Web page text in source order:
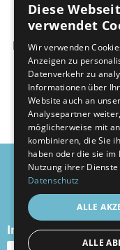
zur 0,-€
Mehr erfährst du
Instagram|
Diese
verwendet
Wir verwenden
Anzeigen zu
Datenverkehr zu
Informationen über
Website auch an
Analysepartner
möglicherweise mit
kombinieren, die Sie
haben oder die sie im
Nutzung ihrer
Datenschutz
ALLE
ALLE